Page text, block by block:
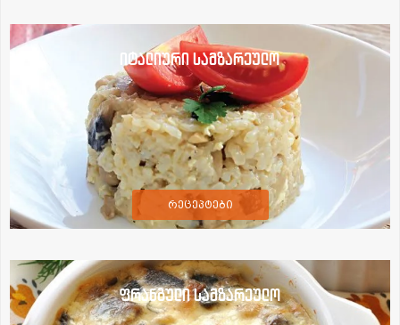
იტალიური სამზარეულო
რეცეპტები
ფრანგული სამზარეულო